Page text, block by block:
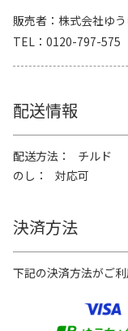
販売者
株式会社ゆ
TEL
0120-797-575
配送情報
配送方法
チルド
のし
対応可
決済方法
下記の決済方法がご利